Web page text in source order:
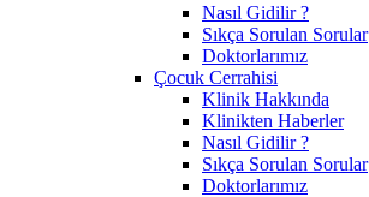
Nasıl Gidilir ?
Sıkça Sorulan Sorular
Doktorlarımız
Çocuk Cerrahisi
Klinik Hakkında
Klinikten Haberler
Nasıl Gidilir ?
Sıkça Sorulan Sorular
Doktorlarımız